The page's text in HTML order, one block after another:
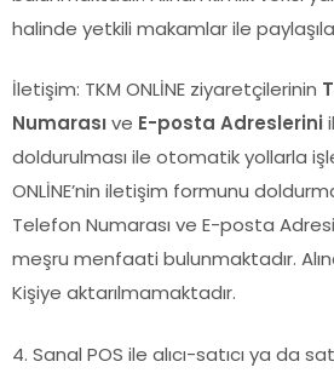
halinde yetkili makamlar ile
İletişim: TKM ONLİNE ziyaretçilerinin
Numarasıve E-posta Adreslerini
doldurulması ile otomatik yollarla
ONLİNE’nin iletişim formunu
Telefon Numarası ve E-posta
meşru menfaati bulunmaktadır.
Kişiye aktarılmamaktadır.
4. Sanal POS ile alıcı-satıcı ya da